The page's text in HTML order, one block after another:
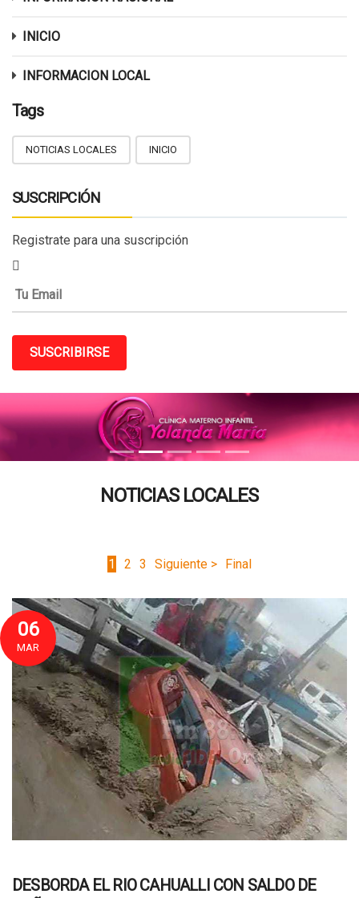
INICIO
INFORMACION LOCAL
Tags
NOTICIAS LOCALES INICIO
SUSCRIPCIÓN
Registrate para una suscripción
SUSCRIBIRSE
NOTICIAS LOCALES
1 2 3 Siguiente > Final
06
MAR
DESBORDA EL RIO CAHUALLI CON SALDO DE